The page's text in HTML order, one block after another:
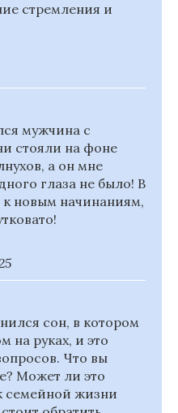
стремления и
мужчина с
стояли на фоне
а он мне
глаза не было! В
к новым начинаниям,
сон, в котором
на руках, и это
Что вы
Может ли это
семейной жизни